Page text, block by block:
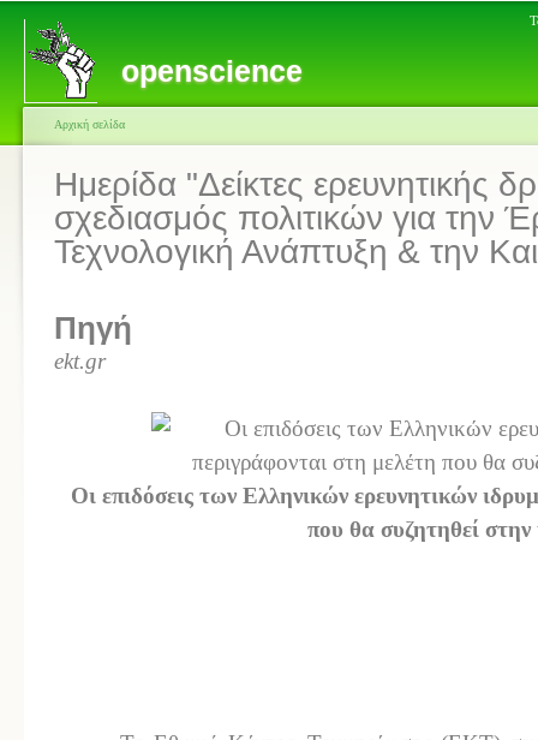
openscience
Αρχική σελίδα
Ημερίδα "Δείκτες ερευνητικής
σχεδιασμός πολιτικών για την
Τεχνολογική Ανάπτυξη & την
Πηγή
ekt.gr
Οι επιδόσεις των Ελληνικών ερευνητικών
που θα συζητηθεί στην